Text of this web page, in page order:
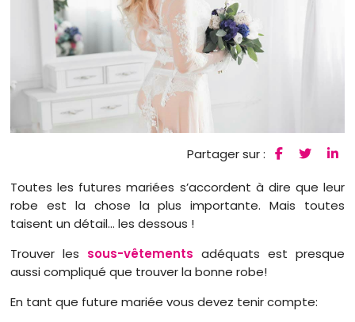
Partager sur :
Toutes les futures mariées s’accordent à dire que leur
robe est la chose la plus importante. Mais toutes
taisent un détail… les dessous !
Trouver les sous-vêtements adéquats est presque
aussi compliqué que trouver la bonne robe!
En tant que future mariée vous devez tenir compte: